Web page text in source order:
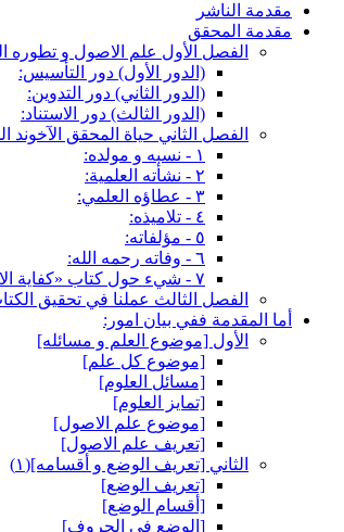
مقدمة الناشر
مقدمة المحقق
الفصل الأول علم الاصول و تطوره
(الدور الأول) دور التأسيس:
(الدور الثاني) دور التدوين:
(الدور الثالث) دور الاستناد:
الفصل الثاني حياة المحقق الآخوند
١ - نسبه و مولده:
٢ - نشأته العلمية:
٣ - عطاؤه العلمي:
٤ - تلاميذه:
٥ - مؤلفاته:
٦ - وفاته رحمه الله:
٧ - شي‏ء حول كتاب «كفاية الاصول»:
الفصل الثالث عملنا في تحقيق
أما المقدمة ففي بيان امور:
الأول‏ [موضوع العلم و مسائله‏]
[موضوع كل علم‏]
[مسائل العلوم‏]
[تمايز العلوم‏]
[موضوع علم الاصول‏]
[تعريف علم الاصول‏]
الثاني‏ [تعريف الوضع و أقسامه‏](١)
[تعريف الوضع‏]
[أقسام الوضع‏]
[الوضع في الحروف‏]